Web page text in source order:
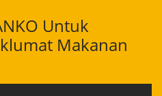
Untuk
Makanan